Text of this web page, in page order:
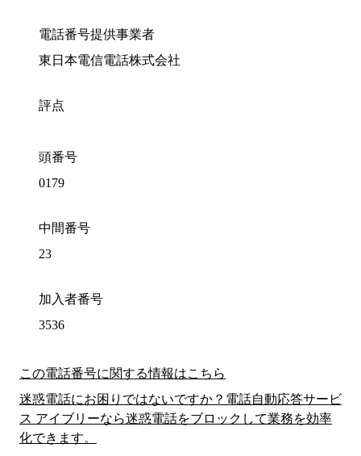
電話番号提供事業者
東日本電信電話株式会社
評点
頭番号
0179
中間番号
23
加入者番号
3536
この電話番号に関する情報はこちら
迷惑電話にお困りではないですか？電話自動応答サービ
ス アイブリーなら迷惑電話をブロックして業務を効率
化できます。